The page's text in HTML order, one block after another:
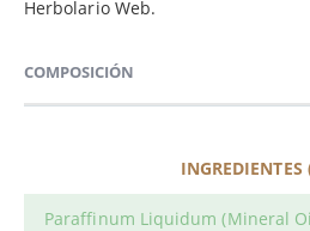
Herbolario Web.
COMPOSICIÓN
Paraffinum Liquidum (Mineral